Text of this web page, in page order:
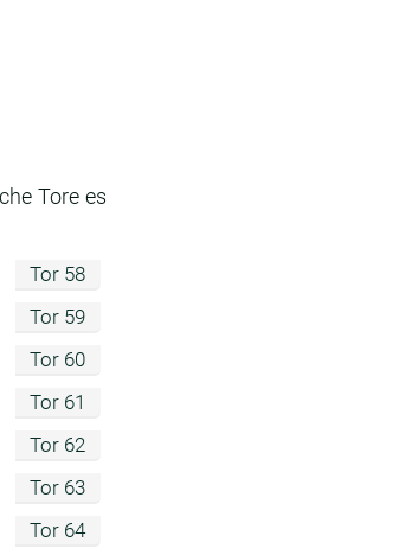
Tore es
Tor 58
Tor 59
Tor 60
Tor 61
Tor 62
Tor 63
Tor 64